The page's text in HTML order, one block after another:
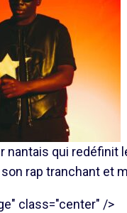
nantais qui redéfinit
rap tranchant et
class="center" />